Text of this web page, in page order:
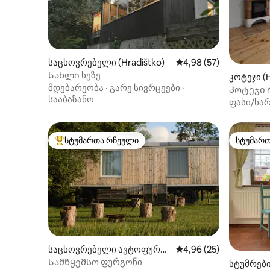
საცხოვრებელი (Hradištko) საშუალო შეფასებაა
4,98 (57)
Სახლი ხეზე
მდებარეობა · გარე სივრცეები ·
სააბაზანო
კოტეჯი
Კოტეჯი
ფასი/
სტუმართა რჩეული მოწინავე ვარიანტი
სტუმართა რჩეული
საცხოვრებელი ავტოფურგ
ონი (Čestín)
საშუალო შეფასებაა
4,96 (25)
Სამწყემსო ფურგონი